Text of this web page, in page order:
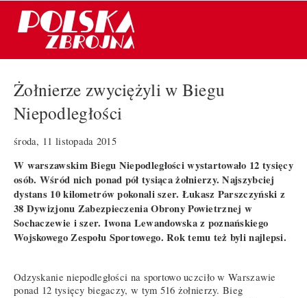
Żołnierze zwyciężyli w Biegu
Niepodległości
środa, 11 listopada 2015
W warszawskim Biegu Niepodległości wystartowało 12 tysięcy
osób. Wśród nich ponad pół tysiąca żołnierzy. Najszybciej
dystans 10 kilometrów pokonali szer. Łukasz Parszczyński z
38 Dywizjonu Zabezpieczenia Obrony Powietrznej w
Sochaczewie i szer. Iwona Lewandowska z poznańskiego
Wojskowego Zespołu Sportowego. Rok temu też byli najlepsi.
Odzyskanie niepodległości na sportowo uczciło w Warszawie
ponad 12 tysięcy biegaczy, w tym 516 żołnierzy. Bieg